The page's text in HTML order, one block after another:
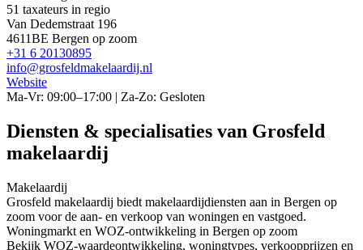
51 taxateurs in regio
Van Dedemstraat 196
4611BE Bergen op zoom
+31 6 20130895
info@grosfeldmakelaardij.nl
Website
Ma-Vr: 09:00–17:00 | Za-Zo: Gesloten
Diensten & specialisaties van Grosfeld
makelaardij
Makelaardij
Grosfeld makelaardij biedt makelaardijdiensten aan in Bergen op
zoom voor de aan- en verkoop van woningen en vastgoed.
Woningmarkt en WOZ-ontwikkeling in Bergen op zoom
Bekijk WOZ-waardeontwikkeling, woningtypes, verkoopprijzen en